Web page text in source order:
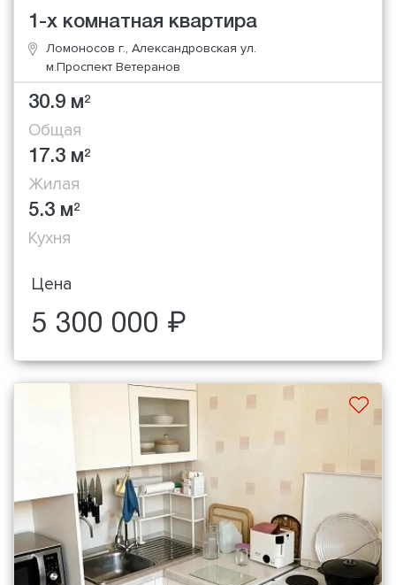
1-х комнатная квартира
Ломоносов г., Александровская ул.
м.Проспект Ветеранов
30.9 м2
Общая
17.3 м2
Жилая
5.3 м2
Кухня
Цена
5 300 000 ₽